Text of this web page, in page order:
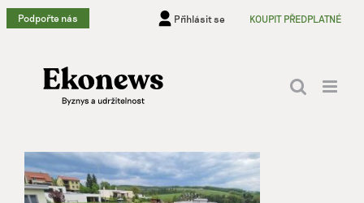
Přeskočit
na
Podpořte nás Přihlásit se KOUPIT PŘEDPLATNÉ